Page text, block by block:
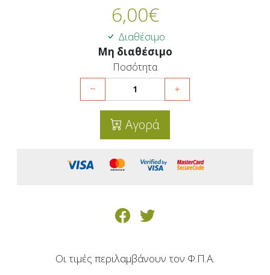
6,00€
Διαθέσιμο
Μη διαθέσιμο
Ποσότητα
Αγορά
Οι τιμές περιλαμβάνουν τον Φ.Π.Α.